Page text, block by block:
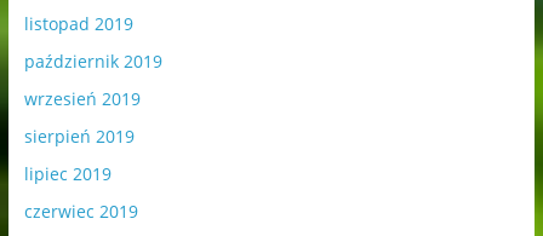
listopad 2019
październik 2019
wrzesień 2019
sierpień 2019
lipiec 2019
czerwiec 2019